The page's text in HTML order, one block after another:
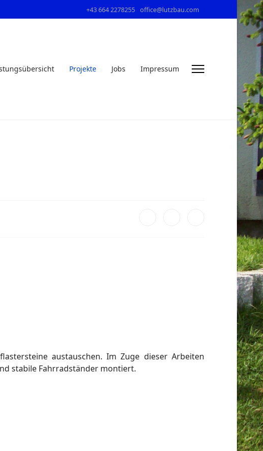
+43 664 2278255 office@lutzbau.com
Projekte Jobs Impressum
austauschen. Im Zuge dieser Arbeiten
stabile Fahrradständer montiert.